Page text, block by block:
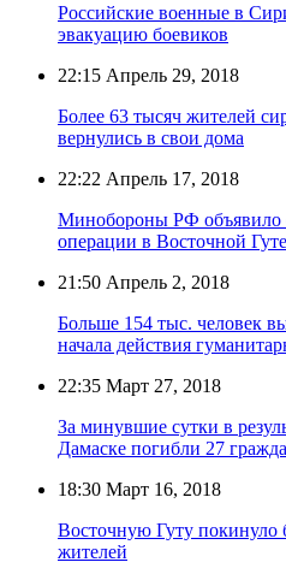
Российские военные в
эвакуацию боевиков
22:15 Апрель 29, 2018
Более 63 тысяч жителей
вернулись в свои дома
22:22 Апрель 17, 2018
Минобороны РФ объявило
операции в Восточной Гуте
21:50 Апрель 2, 2018
Больше 154 тыс. человек
начала действия
22:35 Март 27, 2018
За минувшие сутки в
Дамаске погибли 27
18:30 Март 16, 2018
Восточную Гуту покинуло
жителей